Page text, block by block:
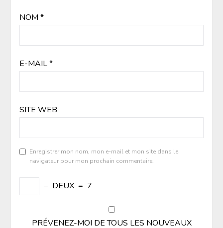
NOM *
E-MAIL*
SITE WEB
Enregistrer mon nom, mon e-mail et mon site dans le
navigateur pour mon prochain commentaire.
− DEUX = 7
PRÉVENEZ-MOI DE TOUS LES NOUVEAUX